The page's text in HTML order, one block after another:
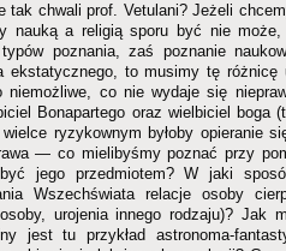
tak chwali prof. Vetulani? Jeżeli
nauką a religią sporu być nie
poznania, zaś poznanie
ekstatycznego, to musimy tę
co nie wydaje się
Bonapartego oraz wielbiciel boga
ryzykownym byłoby opieranie
— co mielibyśmy poznać przy
jego przedmiotem? W jaki
Wszechświata relacje osoby
urojenia innego rodzaju)? Jak
jest tu przykład astronoma-